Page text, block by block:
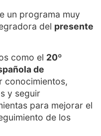
un programa muy
del presente
como el 20º
de
conocimientos,
y seguir
para mejorar el
de los